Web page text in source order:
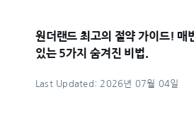
원더랜드 최고의 절약 가이드! 매
있는 5가지 숨겨진 비법.
Last Updated: 2026년 07월 04일